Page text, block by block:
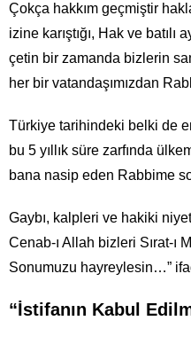
Çokça hakkım geçmiştir
izine karıştığı, Hak ve batılı
çetin bir zamanda bizlerin
her bir vatandaşımızdan
Türkiye tarihindeki belki de
bu 5 yıllık süre zarfında
bana nasip eden Rabbime
Gaybı, kalpleri ve hakiki
Cenab-ı Allah bizleri Sırat-ı
Sonumuzu hayreylesin…”
“İstifanın Kabul